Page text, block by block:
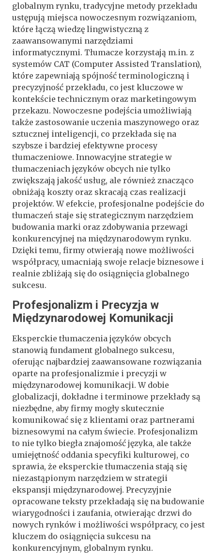
globalnym rynku, tradycyjne metody przekładu
ustępują miejsca nowoczesnym rozwiązaniom,
które łączą wiedzę lingwistyczną z
zaawansowanymi narzędziami
informatycznymi. Tłumacze korzystają m.in. z
systemów CAT (Computer Assisted Translation),
które zapewniają spójność terminologiczną i
precyzyjność przekładu, co jest kluczowe w
kontekście technicznym oraz marketingowym
przekazu. Nowoczesne podejścia umożliwiają
także zastosowanie uczenia maszynowego oraz
sztucznej inteligencji, co przekłada się na
szybsze i bardziej efektywne procesy
tłumaczeniowe. Innowacyjne strategie w
tłumaczeniach języków obcych nie tylko
zwiększają jakość usług, ale również znacząco
obniżają koszty oraz skracają czas realizacji
projektów. W efekcie, profesjonalne podejście do
tłumaczeń staje się strategicznym narzędziem
budowania marki oraz zdobywania przewagi
konkurencyjnej na międzynarodowym rynku.
Dzięki temu, firmy otwierają nowe możliwości
współpracy, umacniają swoje relacje biznesowe i
realnie zbliżają się do osiągnięcia globalnego
sukcesu.
Profesjonalizm i Precyzja w
Międzynarodowej Komunikacji
Eksperckie tłumaczenia języków obcych
stanowią fundament globalnego sukcesu,
oferując najbardziej zaawansowane rozwiązania
oparte na profesjonalizmie i precyzji w
międzynarodowej komunikacji. W dobie
globalizacji, dokładne i terminowe przekłady są
niezbędne, aby firmy mogły skutecznie
komunikować się z klientami oraz partnerami
biznesowymi na całym świecie. Profesjonalizm
to nie tylko biegła znajomość języka, ale także
umiejętność oddania specyfiki kulturowej, co
sprawia, że eksperckie tłumaczenia stają się
niezastąpionym narzędziem w strategii
ekspansji międzynarodowej. Precyzyjnie
opracowane teksty przekładają się na budowanie
wiarygodności i zaufania, otwierając drzwi do
nowych rynków i możliwości współpracy, co jest
kluczem do osiągnięcia sukcesu na
konkurencyjnym, globalnym rynku.